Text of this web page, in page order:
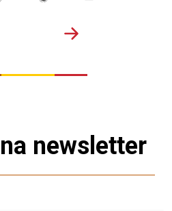
newsletter